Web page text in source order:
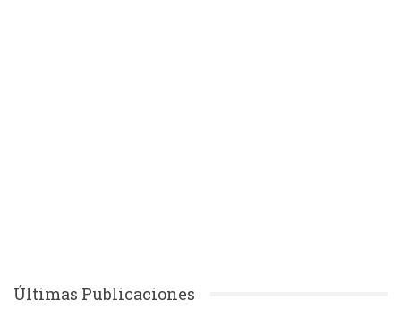
Últimas Publicaciones